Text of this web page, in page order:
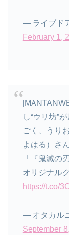
— ライブド
February 1,
し“ウリ坊”
ごく、うり
よはる）さ
「『鬼滅の
オリジナル
https://t.co/
— オタカル
September